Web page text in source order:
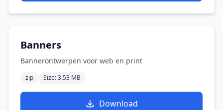
Banners
Bannerontwerpen voor web en print
zip Size: 3.53 MB
Download